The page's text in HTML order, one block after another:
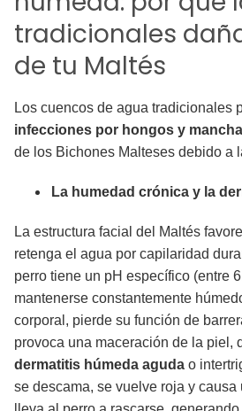
tradicionales
de tu Maltés
Los cuencos de agua tradicionales
infecciones por hongos y
de los Bichones Malteses debido a
La humedad crónica y la
La estructura facial del Maltés
retenga el agua por capilaridad
perro tiene un pH específico (entre
mantenerse constantemente
corporal, pierde su función de
provoca una maceración de la piel,
dermatitis húmeda aguda o
se descama, se vuelve roja y